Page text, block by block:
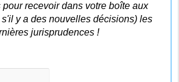
recevoir dans votre boîte aux
y a des nouvelles décisions) les
jurisprudences !